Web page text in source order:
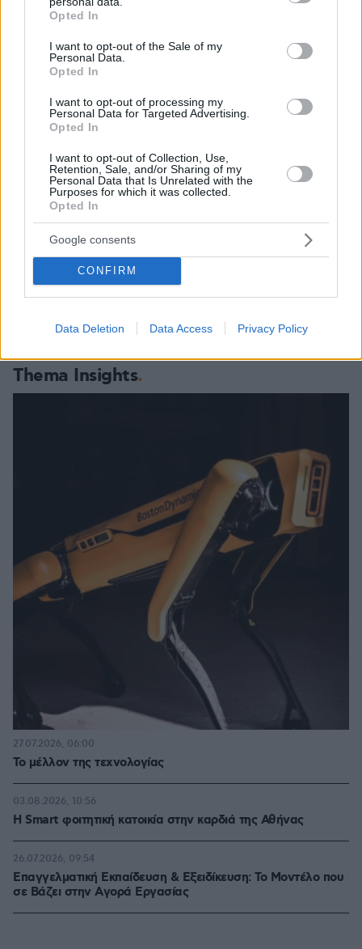
grant or deny consent to Google and its third-party tags to
use your data for below specified purposes in below Google
consent section.
Opted In
I want to opt-out of the Sale of my
Personal Data.
Opted In
I want to opt-out of processing my
Personal Data for Targeted Advertising.
Opted In
I want to opt-out of Collection, Use,
Retention, Sale, and/or Sharing of my
Personal Data that Is Unrelated with the
Purposes for which it was collected.
Opted In
Google consents
CONFIRM
Data Deletion Data Access Privacy Policy
εμβληματικά δέντρα στη Βρετανία
Thema Insights
Το μέλλον της τεχνολογίας
27.07.2026, 06:00
Η Smart φοιτητική κατοικία στην καρδιά της Αθήνας
03.08.2026, 10:56
Επαγγελματική Εκπαίδευση & Εξειδίκευση: Το Mοντέλο που
σε Bάζει στην Aγορά Eργασίας
26.07.2026, 09:54